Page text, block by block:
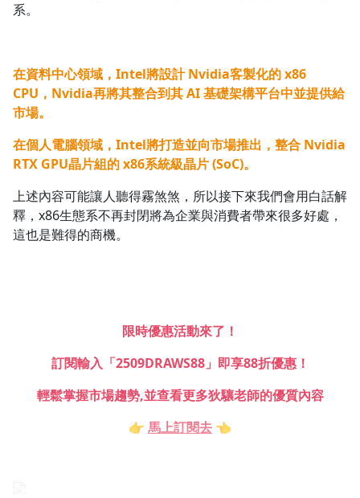
系。
在資料中心領域，Intel將設計 Nvidia客製化的 x86
CPU，Nvidia再將其整合到其 AI 基礎架構平台中並提供給
市場。
在個人電腦領域，Intel將打造並向市場推出，整合 Nvidia
RTX GPU晶片組的 x86系統級晶片 (SoC)。
上述內容可能讓人聽得霧煞煞，所以接下來我們會用白話解
釋，x86生態系不再封閉將為企業與消費者帶來很多好處，
這也是難得的商機。
限時優惠活動來了！
訂閱輸入「2509DRAWS88」即享88折優惠！
輕鬆掌握市場趨勢,並查看更多狄驤老師的優質內容
👉 馬上訂閱去 👈